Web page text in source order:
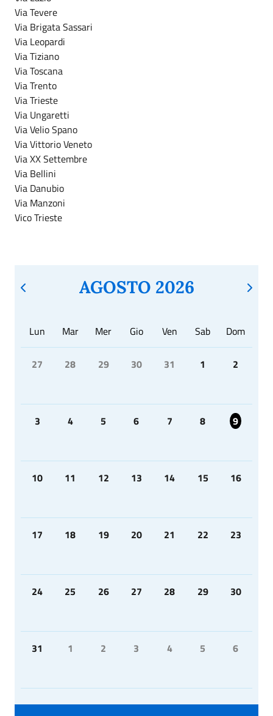
Via Tevere
Via Brigata Sassari
Via Leopardi
Via Tiziano
Via Toscana
Via Trento
Via Trieste
Via Ungaretti
Via Velio Spano
Via Vittorio Veneto
Via XX Settembre
Via Bellini
Via Danubio
Via Manzoni
Vico Trieste
AGOSTO 2026
Lun Mar Mer Gio Ven Sab Dom
27 28 29 30 31 1 2
3 4 5 6 7 8 9
10 11 12 13 14 15 16
17 18 19 20 21 22 23
24 25 26 27 28 29 30
31 1 2 3 4 5 6